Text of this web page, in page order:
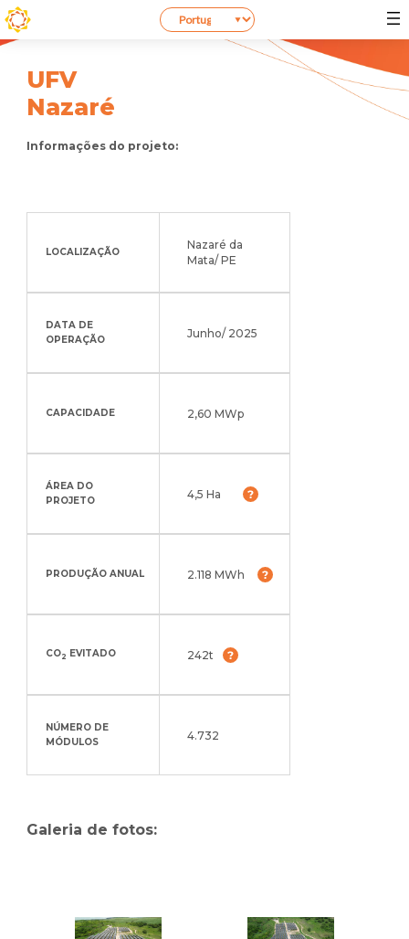
UFV
Nazaré
Informações do projeto:
LOCALIZAÇÃO
Nazaré da
Mata/ PE
DATA DE
OPERAÇÃO
Junho/ 2025
CAPACIDADE 2,60 MWp
ÁREA DO
PROJETO
4,5 Ha
PRODUÇÃO ANUAL 2.118 MWh
CO2 EVITADO 242t
NÚMERO DE
MÓDULOS
4.732
Galeria de fotos: